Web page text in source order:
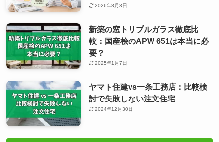
2026年8月3日
新築の窓トリプルガラス徹底比
較：国産桧のAPW 651は本当に必
要？
2025年1月7日
ヤマト住建vs一条工務店：比較検
討で失敗しない注文住宅
2024年12月30日